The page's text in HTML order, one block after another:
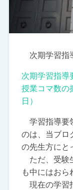
次期学習指
次期学習指
授業コマ数
日）
学習指導要
のは、当ブロ
の先生方にと
ただ、受験
も中にはおら
現在の学習